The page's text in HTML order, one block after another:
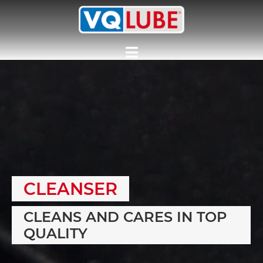
CLEANSER
CLEANS AND CARES IN TOP
QUALITY